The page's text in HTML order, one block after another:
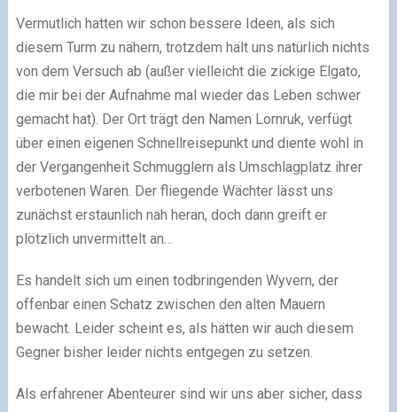
Vermutlich hatten wir schon bessere Ideen, als sich
diesem Turm zu nähern, trotzdem hält uns natürlich nichts
von dem Versuch ab (außer vielleicht die zickige Elgato,
die mir bei der Aufnahme mal wieder das Leben schwer
gemacht hat). Der Ort trägt den Namen Lornruk, verfügt
über einen eigenen Schnellreisepunkt und diente wohl in
der Vergangenheit Schmugglern als Umschlagplatz ihrer
verbotenen Waren. Der fliegende Wächter lässt uns
zunächst erstaunlich nah heran, doch dann greift er
plötzlich unvermittelt an…
Es handelt sich um einen todbringenden Wyvern, der
offenbar einen Schatz zwischen den alten Mauern
bewacht. Leider scheint es, als hätten wir auch diesem
Gegner bisher leider nichts entgegen zu setzen.
Als erfahrener Abenteurer sind wir uns aber sicher, dass